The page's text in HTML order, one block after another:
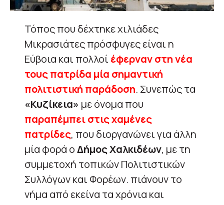
Τόπος που δέχτηκε χιλιάδες
Μικρασιάτες πρόσφυγες είναι η
Εύβοια και πολλοί έφερναν στη νέα
τους πατρίδα μία σημαντική
πολιτιστική παράδοση. Συνεπώς τα
«Κυζίκεια» με όνομα που
παραπέμπει στις χαμένες
πατρίδες, που διοργανώνει για άλλη
μία φορά οΔήμος Χαλκιδέων, με τη
συμμετοχή τοπικών Πολιτιστικών
Συλλόγων και Φορέων. πιάνουν το
νήμα από εκείνα τα χρόνια και